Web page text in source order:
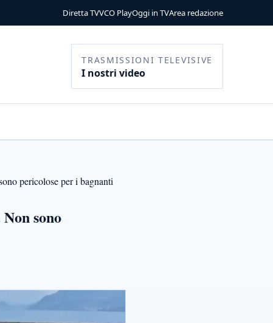
Diretta TVVCO PlayOggi in TVArea redazione
TRASMISSIONI TELEVISIVE
I nostri video
pericolose per i bagnanti
sono